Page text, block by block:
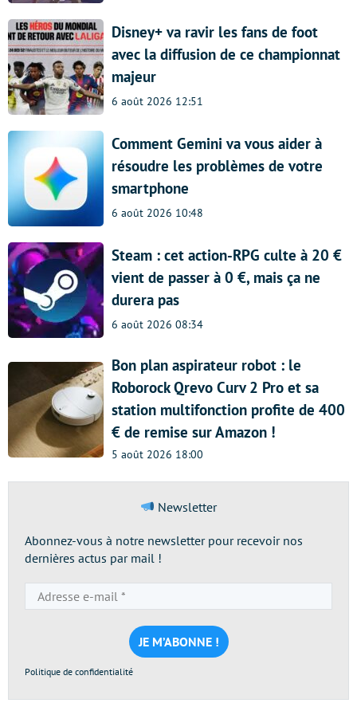
Disney+ va ravir les fans de foot
avec la diffusion de ce championnat
majeur
6 août 2026 12:51
Comment Gemini va vous aider à
résoudre les problèmes de votre
smartphone
6 août 2026 10:48
Steam : cet action-RPG culte à 20 €
vient de passer à 0 €, mais ça ne
durera pas
6 août 2026 08:34
Bon plan aspirateur robot : le
Roborock Qrevo Curv 2 Pro et sa
station multifonction profite de 400
€ de remise sur Amazon !
5 août 2026 18:00
Newsletter
Abonnez-vous à notre newsletter pour recevoir nos
dernières actus par mail !
e-
mail
*
Politique de confidentialité